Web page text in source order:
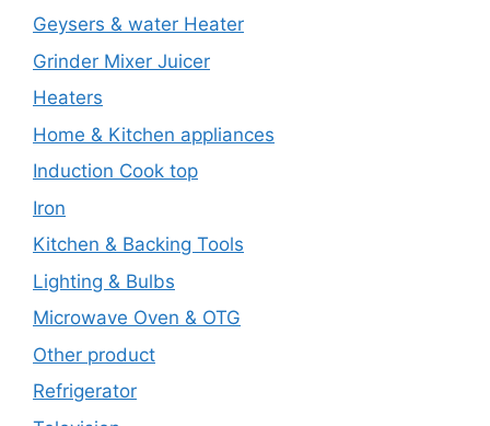
Geysers & water Heater
Grinder Mixer Juicer
Heaters
Home & Kitchen appliances
Induction Cook top
Iron
Kitchen & Backing Tools
Lighting & Bulbs
Microwave Oven & OTG
Other product
Refrigerator